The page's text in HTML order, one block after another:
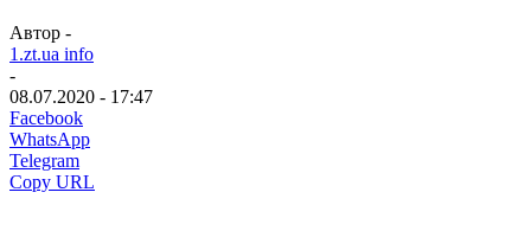
Автор -
1.zt.ua info
-
08.07.2020 - 17:47
Facebook
WhatsApp
Telegram
Copy URL